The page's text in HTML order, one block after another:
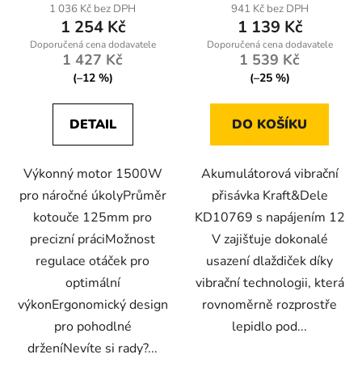
1 036 Kč bez DPH
1 254 Kč
1 427 Kč
(–12 %)
DETAIL
Výkonný motor 1500W
pro náročné úkolyPrůměr
kotouče 125mm pro
precizní práciMožnost
regulace otáček pro
optimální
výkonErgonomický design
pro pohodlné
drženíNevíte si rady?...
941 Kč bez DPH
1 139 Kč
1 539 Kč
(–25 %)
DO KOŠÍKU
Akumulátorová vibrační
přisávka Kraft&Dele
KD10769 s napájením 12
V zajišťuje dokonalé
usazení dlaždiček díky
vibrační technologii, která
rovnoměrně rozprostře
lepidlo pod...